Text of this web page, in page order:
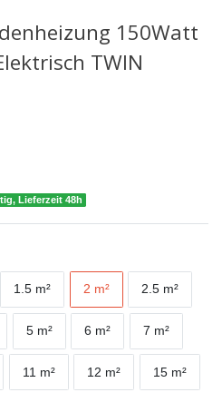
150Watt
TWIN
Lieferzeit 48h
1.5 m² 2 m² 2.5 m²
5 m² 6 m² 7 m²
11 m² 12 m² 15 m²